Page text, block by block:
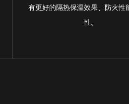
有更好的隔热保温效果、防火性
性。